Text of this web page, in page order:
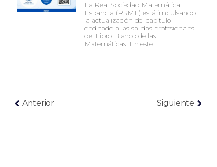
La Real Sociedad Matemática
Española (RSME) está impulsando
la actualización del capítulo
dedicado a las salidas profesionales
del Libro Blanco de las
Matemáticas. En este
Anterior Siguiente